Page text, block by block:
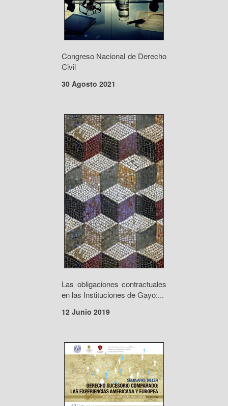
Congreso Nacional de Derecho
Civil
30 Agosto 2021
Las obligaciones contractuales
en las Instituciones de Gayo:...
12 Junio 2019